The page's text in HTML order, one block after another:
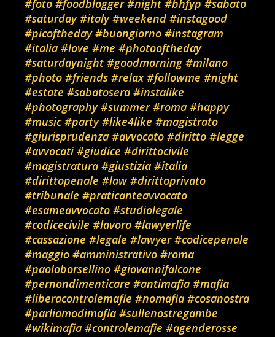
#foto #foodblogger #night #bhfyp #sabato
#saturday #italy #weekend #instagood
#picoftheday #buongiorno #instagram
#italia #love #me #photooftheday
#saturdaynight #goodmorning #milano
#photo #friends #relax #followme #night
#estate #sabatosera #instalike
#photography #summer #roma #happy
#music #party #like4like #magistrato
#giurisprudenza #avvocato #diritto #legge
#avvocati #giudice #dirittocivile
#magistratura #giustizia #italia
#dirittopenale #law #dirittoprivato
#tribunale #praticanteavvocato
#esameavvocato #studiolegale
#codicecivile #lavoro #lawyerlife
#cassazione #legale #lawyer #codicepenale
#maggio #amministrativo #roma
#paoloborsellino #giovannifalcone
#pernondimenticare #antimafia #mafia
#liberacontrolemafie #nomafia #cosanostra
#parliamodimafia #sullenostregambe
#wikimafia #controlemafie #agenderosse